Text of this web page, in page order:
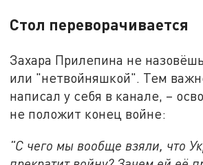
Стол переворачивается
Захара Прилепина не
или "нетвойняшкой". Тем
написал у себя в канале, –
не положит конец войне:
"С чего мы вообще взяли, что